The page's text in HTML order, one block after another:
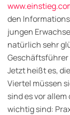
den
jungen
natürlich sehr
Geschäftsführer
Jetzt heißt es,
Viertel müssen
sind es vor
wichtig sind: